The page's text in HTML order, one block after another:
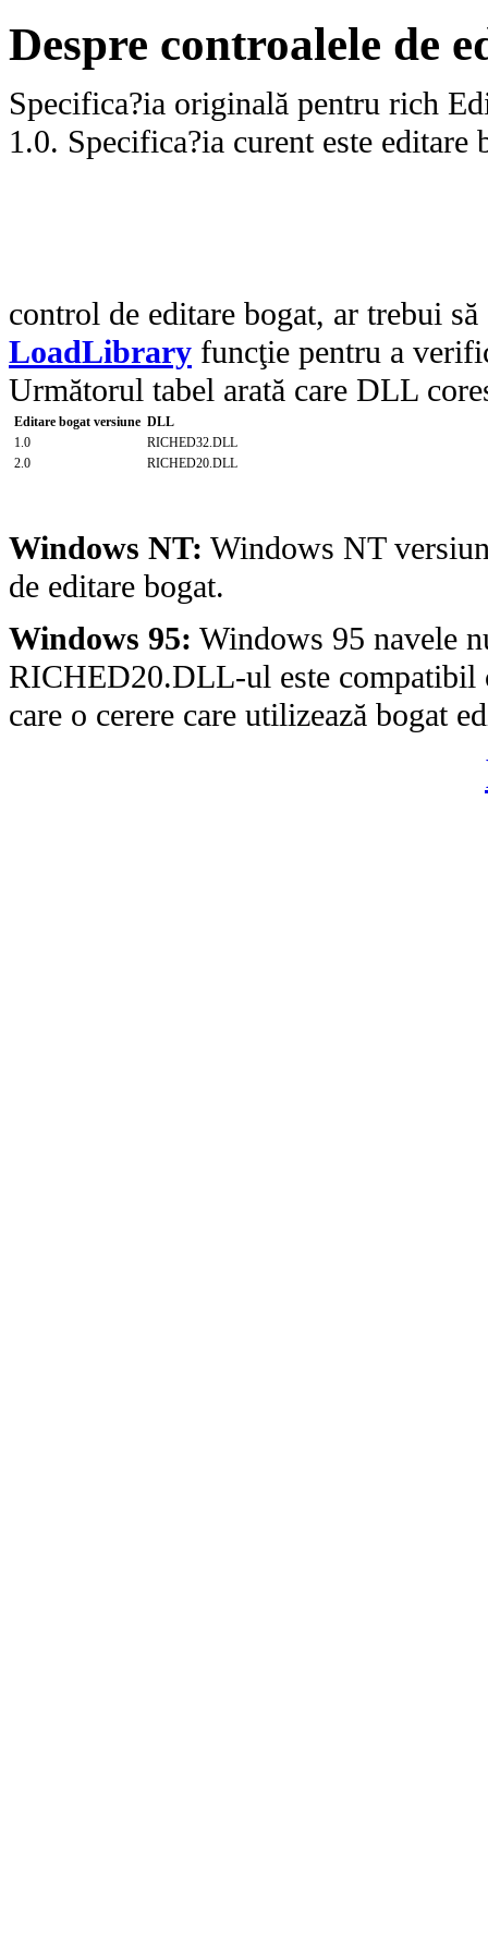
Despre controalele de
Specifica?ia originală pentru rich
1.0. Specifica?ia curent este
control de editare bogat, ar trebui
LoadLibrary funcţie pentru a
Următorul tabel arată care DLL
Editare bogat versiune DLL
1.0
RICHED32.DLL
2.0
RICHED20.DLL
Windows NT: Windows NT
de editare bogat.
Windows 95: Windows 95 navele
RICHED20.DLL-ul este compatibil
care o cerere care utilizează bogat